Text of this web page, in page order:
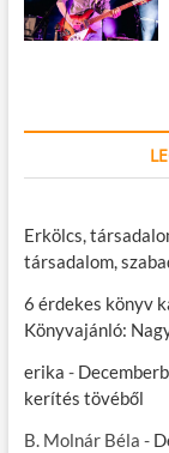
Erkölcs,
társadalom,
6 érdekes könyv
Könyvajánló:
erika -
kerítés tövéből
B. Molnár Béla -